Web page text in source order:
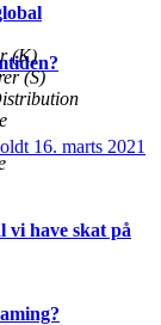
16. marts 2021
vi have skat på
(K)
(S)